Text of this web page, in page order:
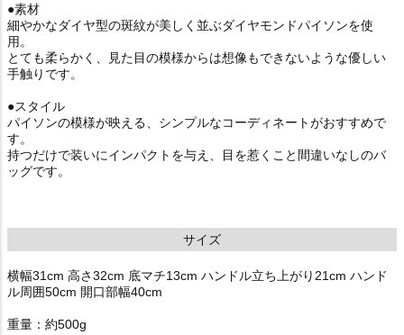
●素材
細やかなダイヤ型の斑紋が美しく並ぶダイヤモンドパイソンを使
用。
とても柔らかく、見た目の模様からは想像もできないような優しい
手触りです。
●スタイル
パイソンの模様が映える、シンプルなコーディネートがおすすめで
す。
持つだけで装いにインパクトを与え、目を惹くこと間違いなしのバ
ッグです。
サイズ
横幅31cm 高さ32cm 底マチ13cm ハンドル立ち上がり21cm ハンド
ル周囲50cm 開口部幅40cm
重量：約500g